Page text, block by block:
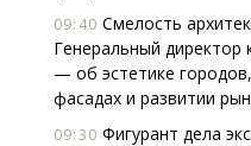
09:40 Смелость
Генеральный
— об эстетике
фасадах и развитии
09:30 Фигурант дела